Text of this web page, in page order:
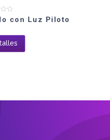
con Luz Piloto